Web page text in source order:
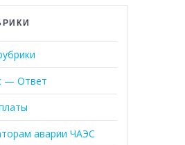
— Ответ
аварии ЧАЭС